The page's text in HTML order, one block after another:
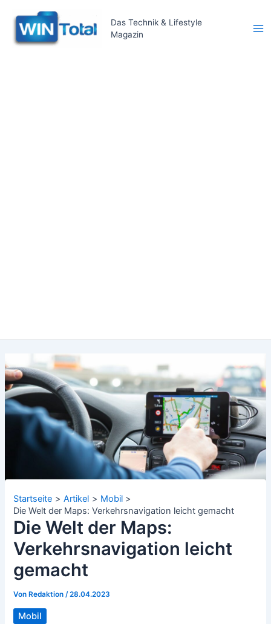
Inhalt
springen
Das Technik & Lifestyle
Magazin
Startseite Artikel
Mobil
Die Welt der Maps: Verkehrsnavigation leicht gemacht
Die Welt der Maps:
Verkehrsnavigation leicht
gemacht
Von Redaktion/28.04.2023
Mobil